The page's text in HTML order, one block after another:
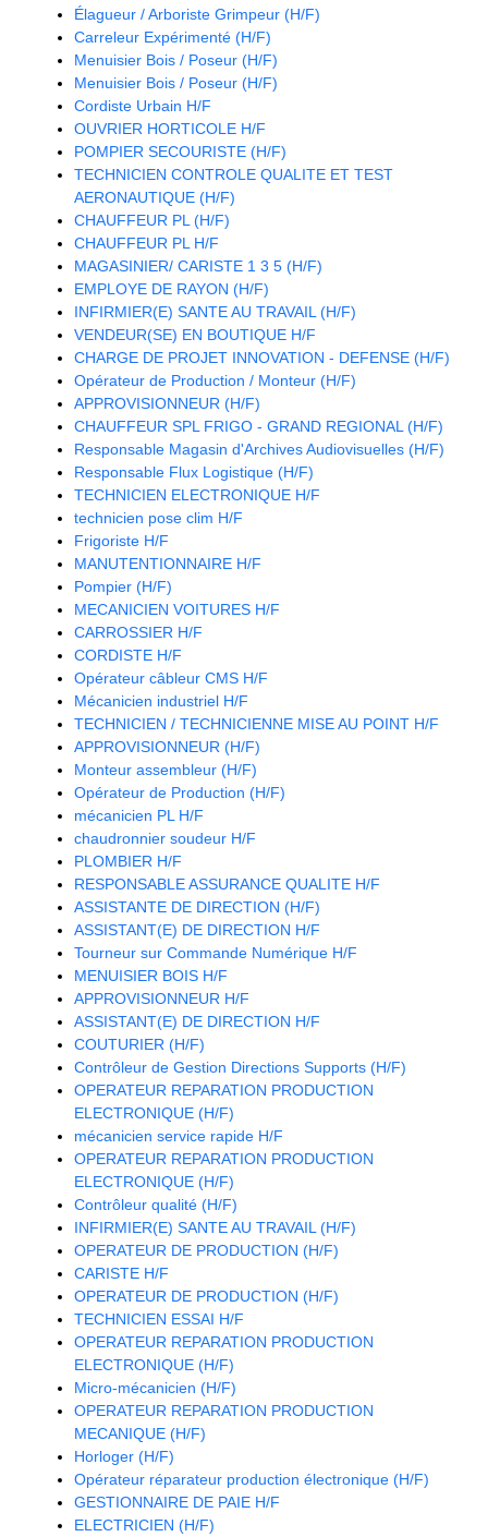
Élagueur / Arboriste Grimpeur (H/F)
Carreleur Expérimenté (H/F)
Menuisier Bois / Poseur (H/F)
Menuisier Bois / Poseur (H/F)
Cordiste Urbain H/F
OUVRIER HORTICOLE H/F
POMPIER SECOURISTE (H/F)
TECHNICIEN CONTROLE QUALITE ET TEST
AERONAUTIQUE (H/F)
CHAUFFEUR PL (H/F)
CHAUFFEUR PL H/F
MAGASINIER/ CARISTE 1 3 5 (H/F)
EMPLOYE DE RAYON (H/F)
INFIRMIER(E) SANTE AU TRAVAIL (H/F)
VENDEUR(SE) EN BOUTIQUE H/F
CHARGE DE PROJET INNOVATION - DEFENSE (H/F)
Opérateur de Production / Monteur (H/F)
APPROVISIONNEUR (H/F)
CHAUFFEUR SPL FRIGO - GRAND REGIONAL (H/F)
Responsable Magasin d'Archives Audiovisuelles (H/F)
Responsable Flux Logistique (H/F)
TECHNICIEN ELECTRONIQUE H/F
technicien pose clim H/F
Frigoriste H/F
MANUTENTIONNAIRE H/F
Pompier (H/F)
MECANICIEN VOITURES H/F
CARROSSIER H/F
CORDISTE H/F
Opérateur câbleur CMS H/F
Mécanicien industriel H/F
TECHNICIEN / TECHNICIENNE MISE AU POINT H/F
APPROVISIONNEUR (H/F)
Monteur assembleur (H/F)
Opérateur de Production (H/F)
mécanicien PL H/F
chaudronnier soudeur H/F
PLOMBIER H/F
RESPONSABLE ASSURANCE QUALITE H/F
ASSISTANTE DE DIRECTION (H/F)
ASSISTANT(E) DE DIRECTION H/F
Tourneur sur Commande Numérique H/F
MENUISIER BOIS H/F
APPROVISIONNEUR H/F
ASSISTANT(E) DE DIRECTION H/F
COUTURIER (H/F)
Contrôleur de Gestion Directions Supports (H/F)
OPERATEUR REPARATION PRODUCTION
ELECTRONIQUE (H/F)
mécanicien service rapide H/F
OPERATEUR REPARATION PRODUCTION
ELECTRONIQUE (H/F)
Contrôleur qualité (H/F)
INFIRMIER(E) SANTE AU TRAVAIL (H/F)
OPERATEUR DE PRODUCTION (H/F)
CARISTE H/F
OPERATEUR DE PRODUCTION (H/F)
TECHNICIEN ESSAI H/F
OPERATEUR REPARATION PRODUCTION
ELECTRONIQUE (H/F)
Micro-mécanicien (H/F)
OPERATEUR REPARATION PRODUCTION
MECANIQUE (H/F)
Horloger (H/F)
Opérateur réparateur production électronique (H/F)
GESTIONNAIRE DE PAIE H/F
ELECTRICIEN (H/F)